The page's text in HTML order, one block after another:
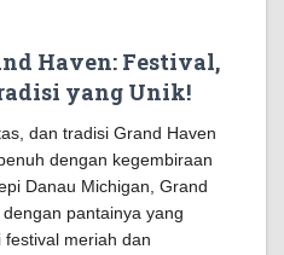
Haven: Festival,
yang Unik!
dan tradisi Grand Haven
dengan kegembiraan
Danau Michigan, Grand
pantainya yang
meriah dan